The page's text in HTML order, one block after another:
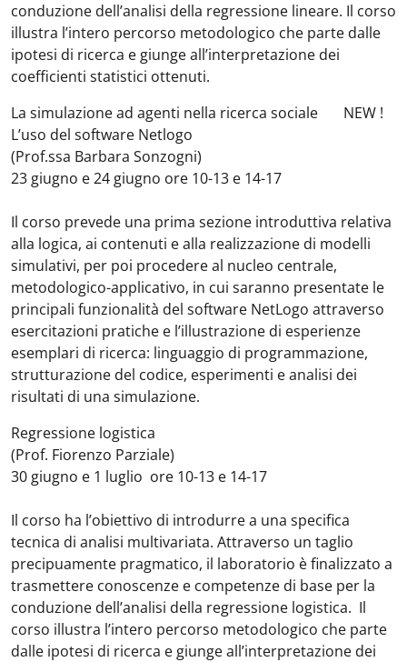
conduzione dell’analisi della regressione lineare. Il corso
illustra l’intero percorso metodologico che parte dalle
ipotesi di ricerca e giunge all’interpretazione dei
coefficienti statistici ottenuti.
La simulazione ad agenti nella ricerca sociale
NEW !
L’uso del software Netlogo
(Prof.ssa Barbara Sonzogni)
23 giugno e 24 giugno ore 10-13 e 14-17
Il corso prevede una prima sezione introduttiva relativa
alla logica, ai contenuti e alla realizzazione di modelli
simulativi, per poi procedere al nucleo centrale,
metodologico-applicativo, in cui saranno presentate le
principali funzionalità del software NetLogo attraverso
esercitazioni pratiche e l’illustrazione di esperienze
esemplari di ricerca: linguaggio di programmazione,
strutturazione del codice, esperimenti e analisi dei
risultati di una simulazione.
Regressione logistica
(Prof. Fiorenzo Parziale)
30 giugno e 1 luglio ore 10-13 e 14-17
Il corso ha l’obiettivo di introdurre a una specifica
tecnica di analisi multivariata. Attraverso un taglio
precipuamente pragmatico, il laboratorio è finalizzato a
trasmettere conoscenze e competenze di base per la
conduzione dell’analisi della regressione logistica. Il
corso illustra l’intero percorso metodologico che parte
dalle ipotesi di ricerca e giunge all’interpretazione dei